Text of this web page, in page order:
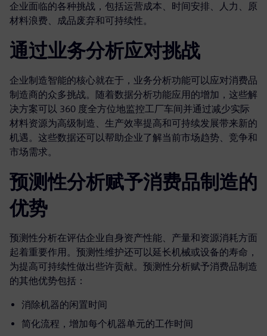
企业面临的各种挑战，包括运营成本、时间安排、人力、原
材料浪费、成品废弃和可持续性。
通过业务分析应对挑战
企业制造智能的核心就在于，业务分析功能可以应对消费品
制造商的众多挑战。随着数据分析功能应用的增加，这些解
决方案可以 360 度全方位地监控工厂车间并通过减少实际
材料资源为高级制造、生产效率提高和可持续发展带来新的
机遇。这些数据还可以帮助企业了解当前市场趋势、竞争和
市场需求。
预测性分析赋予消费品制造的
优势
预测性分析在评估企业自身资产性能、产量和资源消耗方面
起着重要作用。预测性维护还可以延长机械或设备的寿命，
为提高可持续性做出些许贡献。预测性分析赋予消费品制造
的其他优势包括：
消除机器的闲置时间
简化流程，增加每个机器单元的工作时间